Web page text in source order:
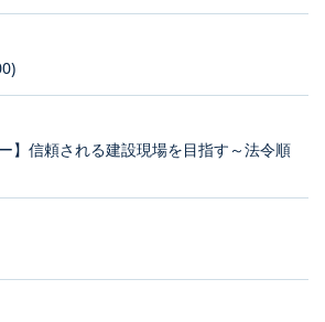
】信頼される建設現場を目指す～法令順